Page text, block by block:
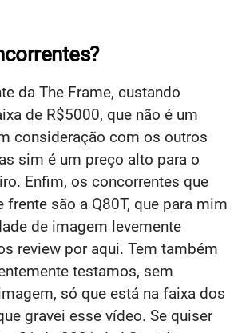
da The Frame, custando
de R$5000, que não é um
consideração com os outros
sim é um preço alto para o
Enfim, os concorrentes que
frente são a Q80T, que para mim
de imagem levemente
review por aqui. Tem também
testamos, sem
só que está na faixa dos
gravei esse vídeo. Se quiser